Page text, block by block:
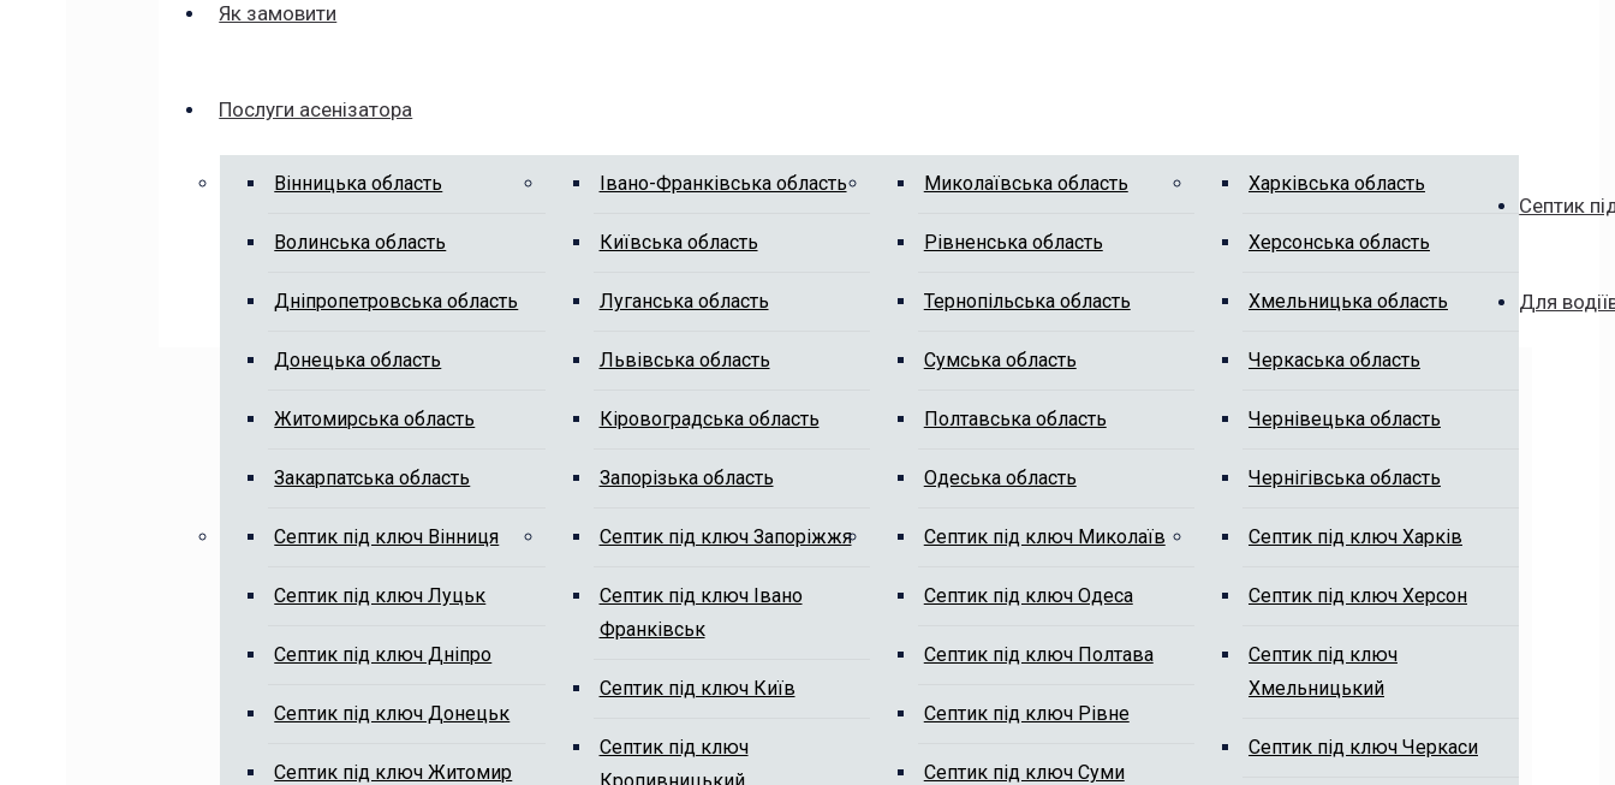
Як замовити
Послуги асенізатора
Вінницька область
Волинська область
Дніпропетровська область
Донецька область
Житомирська область
Закарпатська область
Івано-Франківська область
Київська область
Луганська область
Львівська область
Кіровоградська область
Запорізька область
Миколаївська область
Рівненська область
Тернопільська область
Сумська область
Полтавська область
Одеська область
Харківська область
Херсонська область
Хмельницька область
Черкаська область
Чернівецька область
Чернігівська область
Септик
Септик під ключ Вінниця
Септик під ключ Луцьк
Септик під ключ Дніпро
Септик під ключ Донецьк
Септик під ключ Житомир
Септик під ключ Запоріжжя
Септик під ключ Івано
Франківськ
Септик під ключ Київ
Септик під ключ
Септик під ключ Миколаїв
Септик під ключ Одеса
Септик під ключ Полтава
Септик під ключ Рівне
Септик під ключ Суми
Септик під ключ Харків
Септик під ключ Херсон
Септик під ключ
Хмельницький
Септик під ключ Черкаси
Для
Викачка вигрібних ям, чистка ям від мулу